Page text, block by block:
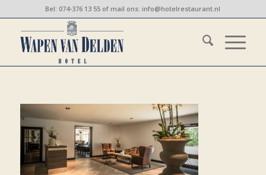
Bel: 074-376 13 55 of mail ons:info@hotelrestaurant.nl